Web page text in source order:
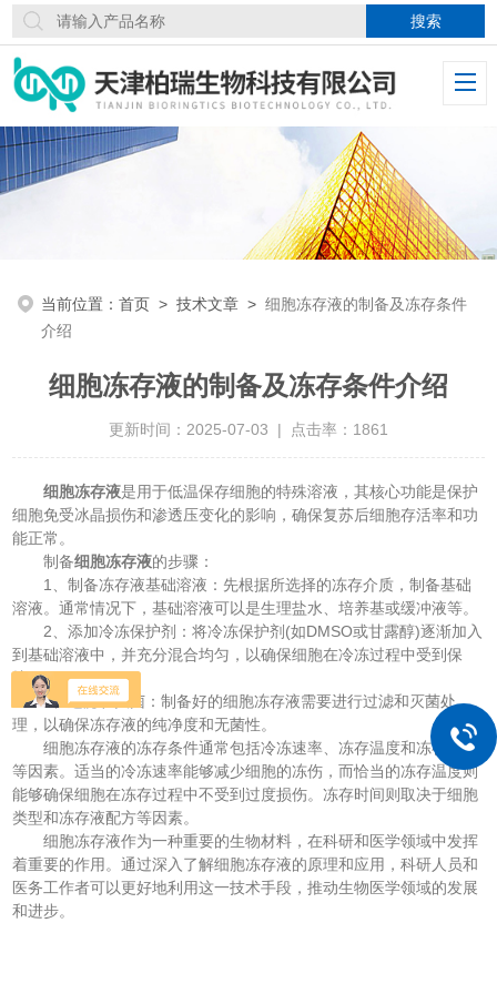
当前位置：首页 >技术文章 >细胞冻存液的制备及冻存条件
介绍
细胞冻存液的制备及冻存条件介绍
更新时间：2025-07-03 | 点击率：1861
细胞冻存液是用于低温保存细胞的特殊溶液，其核心功能是保护
细胞免受冰晶损伤和渗透压变化的影响，确保复苏后细胞存活率和功
能正常。
制备细胞冻存液的步骤：
1、制备冻存液基础溶液：先根据所选择的冻存介质，制备基础
溶液。通常情况下，基础溶液可以是生理盐水、培养基或缓冲液等。
2、添加冷冻保护剂：将冷冻保护剂(如DMSO或甘露醇)逐渐加入
到基础溶液中，并充分混合均匀，以确保细胞在冷冻过程中受到保
护。
3、过滤和灭菌：制备好的细胞冻存液需要进行过滤和灭菌处
理，以确保冻存液的纯净度和无菌性。
细胞冻存液的冻存条件通常包括冷冻速率、冻存温度和冻存时间
等因素。适当的冷冻速率能够减少细胞的冻伤，而恰当的冻存温度则
能够确保细胞在冻存过程中不受到过度损伤。冻存时间则取决于细胞
类型和冻存液配方等因素。
细胞冻存液作为一种重要的生物材料，在科研和医学领域中发挥
着重要的作用。通过深入了解细胞冻存液的原理和应用，科研人员和
医务工作者可以更好地利用这一技术手段，推动生物医学领域的发展
和进步。